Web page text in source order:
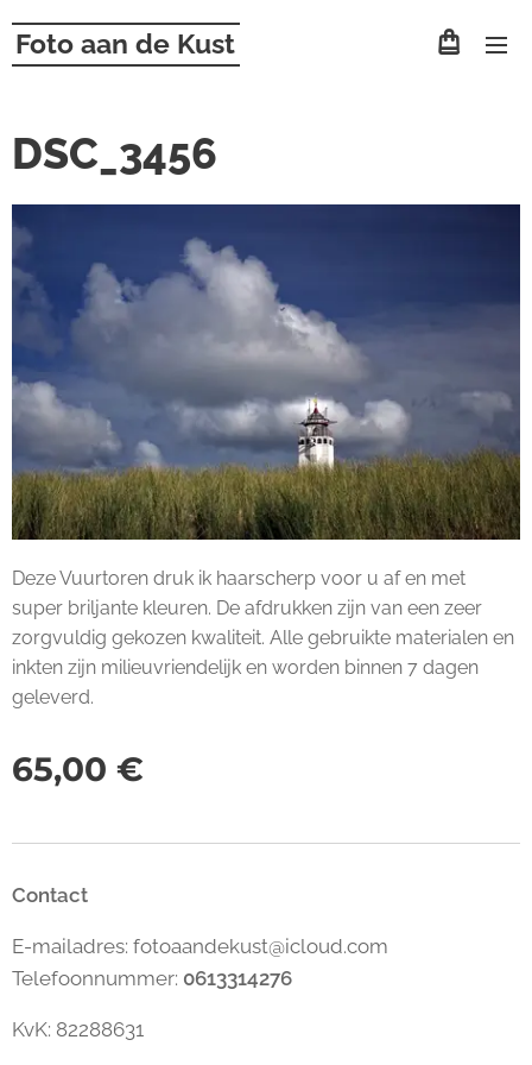
Foto aan de Kust
DSC_3456
Deze Vuurtoren druk ik haarscherp voor u af en met
super briljante kleuren. De afdrukken zijn van een zeer
zorgvuldig gekozen kwaliteit. Alle gebruikte materialen en
inkten zijn milieuvriendelijk en worden binnen 7 dagen
geleverd.
65,00 €
Contact
E-mailadres: fotoaandekust@icloud.com
Telefoonnummer: 0613314276
KvK: 82288631